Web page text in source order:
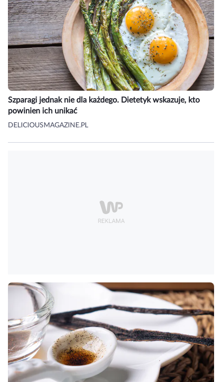
Szparagi jednak nie dla każdego. Dietetyk wskazuje, kto
powinien ich unikać
DELICIOUSMAGAZINE.PL